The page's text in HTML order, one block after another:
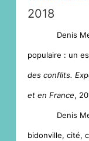
2018
Denis
populaire : un
des conflits.
et en France,
Denis
bidonville, cité,